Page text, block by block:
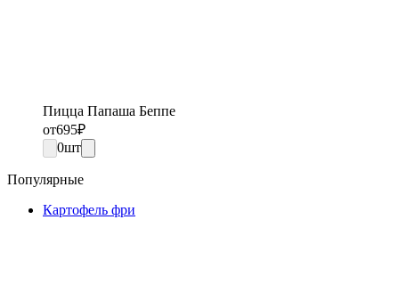
Пицца Папаша Беппе
от695₽
0шт
Популярные
Картофель фри